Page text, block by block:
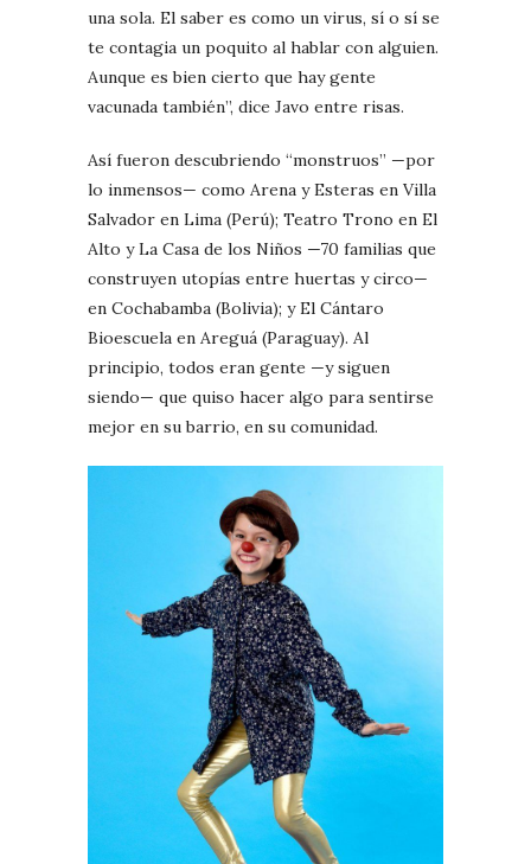
una sola. El saber es como un virus, sí o sí se
te contagia un poquito al hablar con alguien.
Aunque es bien cierto que hay gente
vacunada también”, dice Javo entre risas.
Así fueron descubriendo “monstruos” —por
lo inmensos— como Arena y Esteras en Villa
Salvador en Lima (Perú); Teatro Trono en El
Alto y La Casa de los Niños —70 familias que
construyen utopías entre huertas y circo—
en Cochabamba (Bolivia); y El Cántaro
Bioescuela en Areguá (Paraguay). Al
principio, todos eran gente —y siguen
siendo— que quiso hacer algo para sentirse
mejor en su barrio, en su comunidad.